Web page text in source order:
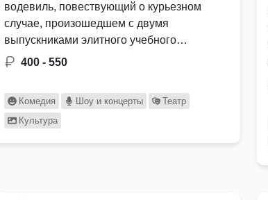
водевиль, повествующий о курьезном
случае, произошедшем с двумя
выпускниками элитного учебного
заведения, …
400 - 550
Комедия Шоу и концерты
Театр
Культура